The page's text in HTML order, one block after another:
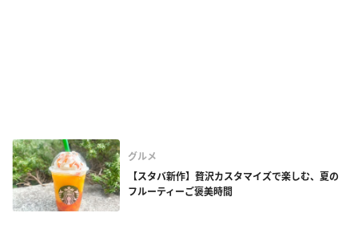
グルメ
【スタバ新作】贅沢カスタマイズで楽しむ、夏の
フルーティーご褒美時間